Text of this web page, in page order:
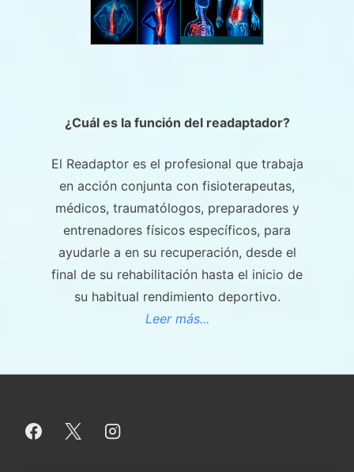
¿Cuál es la función del readaptador?
El Readaptor es el profesional que trabaja
en acción conjunta con fisioterapeutas,
médicos, traumatólogos, preparadores y
entrenadores físicos específicos, para
ayudarle a en su recuperación, desde el
final de su rehabilitación hasta el inicio de
su habitual rendimiento deportivo.
Leer más...